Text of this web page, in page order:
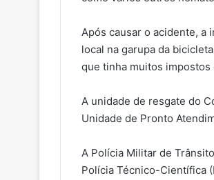
Após causar o acidente, a
local na garupa da
que tinha muitos impostos
A unidade de resgate do
Unidade de Pronto
A Polícia Militar de
Polícia Técnico-Científica